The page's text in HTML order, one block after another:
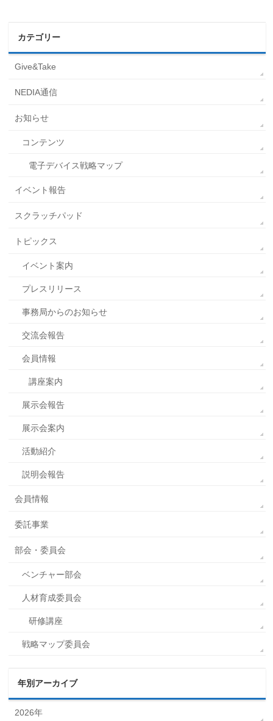
カテゴリー
Give&Take
NEDIA通信
お知らせ
コンテンツ
電子デバイス戦略マップ
イベント報告
スクラッチパッド
トピックス
イベント案内
プレスリリース
事務局からのお知らせ
交流会報告
会員情報
講座案内
展示会報告
展示会案内
活動紹介
説明会報告
会員情報
委託事業
部会・委員会
ベンチャー部会
人材育成委員会
研修講座
戦略マップ委員会
年別アーカイブ
2026年